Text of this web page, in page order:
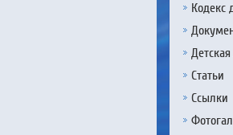
Кодекс
Статьи
Ссылки